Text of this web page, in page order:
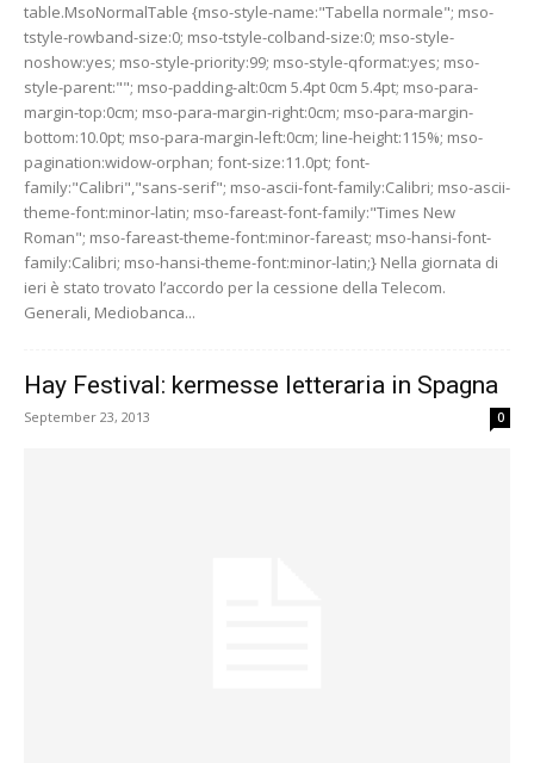
table.MsoNormalTable {mso-style-name:"Tabella normale"; mso-
tstyle-rowband-size:0; mso-tstyle-colband-size:0; mso-style-
noshow:yes; mso-style-priority:99; mso-style-qformat:yes; mso-
style-parent:""; mso-padding-alt:0cm 5.4pt 0cm 5.4pt; mso-para-
margin-top:0cm; mso-para-margin-right:0cm; mso-para-margin-
bottom:10.0pt; mso-para-margin-left:0cm; line-height:115%; mso-
pagination:widow-orphan; font-size:11.0pt; font-
family:"Calibri","sans-serif"; mso-ascii-font-family:Calibri; mso-ascii-
theme-font:minor-latin; mso-fareast-font-family:"Times New
Roman"; mso-fareast-theme-font:minor-fareast; mso-hansi-font-
family:Calibri; mso-hansi-theme-font:minor-latin;} Nella giornata di
ieri è stato trovato l’accordo per la cessione della Telecom.
Generali, Mediobanca...
Hay Festival: kermesse letteraria in Spagna
September 23, 2013 0